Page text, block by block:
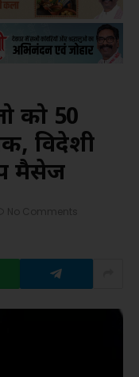
को 50
विदेशी
मैसेज
No Comments